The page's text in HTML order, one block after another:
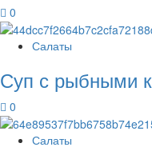
0
Салаты
Суп с рыбными
0
Салаты